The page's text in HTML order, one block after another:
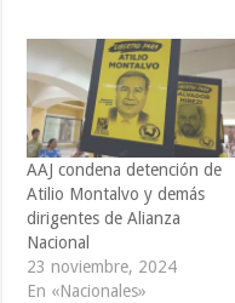
AAJ condena detención de
Atilio Montalvo y demás
dirigentes de Alianza
Nacional
23 noviembre, 2024
En «Nacionales»